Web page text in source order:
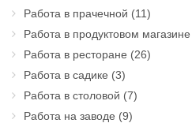
Работа в прачечной (11)
Работа в продуктовом магазине
Работа в ресторане (26)
Работа в садике (3)
Работа в столовой (7)
Работа на заводе (9)